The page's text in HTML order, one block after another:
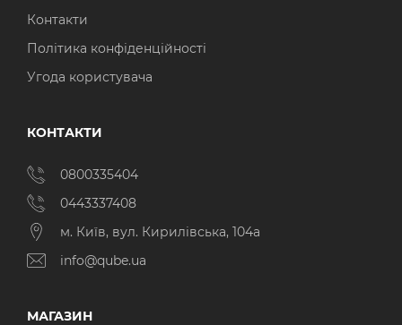
Контакти
Політика конфіденційності
Угода користувача
КОНТАКТИ
0800335404
0443337408
м. Київ, вул. Кирилівська, 104а
info@qube.ua
МАГАЗИН